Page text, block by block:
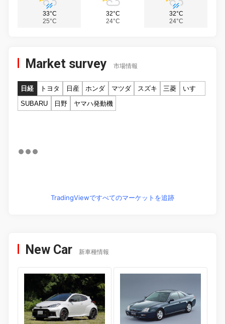
33°C
25°C
32°C
24°C
32°C
24°C
Market survey 市場情報
日経 トヨタ 日産 ホンダ マツダ スズキ 三菱
いすゞ
SUBARU
日野 ヤマハ発動機
TradingViewですべてのマーケットを追跡
New Car 新車種情報